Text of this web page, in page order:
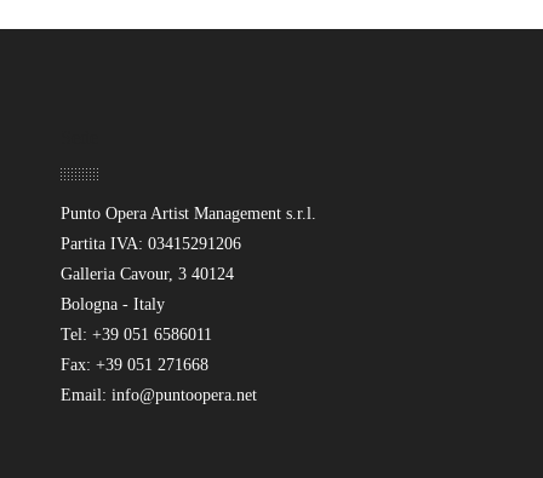
Punto Opera Artist Management s.r.l.
Partita IVA: 03415291206
Galleria Cavour, 3 40124
Bologna - Italy
Tel: +39 051 6586011
Fax: +39 051 271668
Email: info@puntoopera.net